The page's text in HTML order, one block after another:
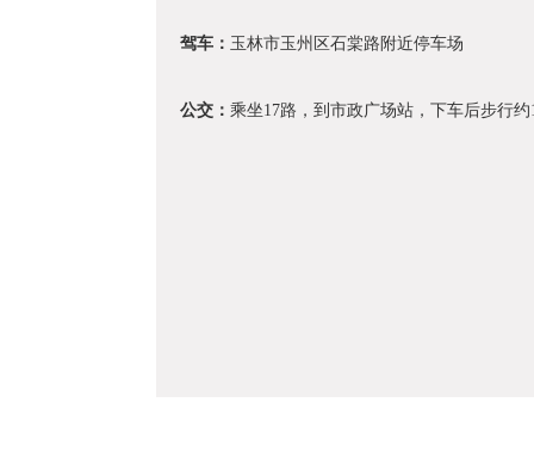
驾车： 玉林市玉州区石棠路附近停车场
公交：乘坐17路，到市政广场站，下车后步行